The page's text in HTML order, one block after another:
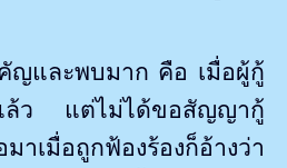
คัญและพบมาก คือ เมื่อผู้กู้
แล้ว แต่ไม่ได้ขอสัญญากู้
าเมื่อถูกฟ้องร้องก็อ้างว่า